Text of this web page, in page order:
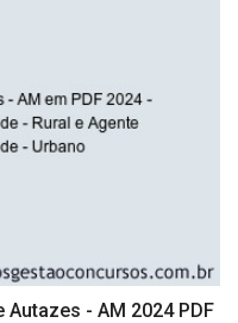
- AM 2024 PDF